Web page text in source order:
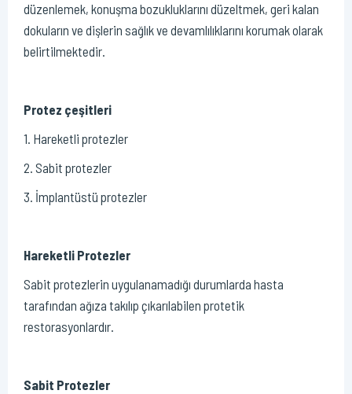
düzenlemek, konuşma bozukluklarını düzeltmek, geri kalan
dokuların ve dişlerin sağlık ve devamlılıklarını korumak olarak
belirtilmektedir.
Protez çeşitleri
1. Hareketli protezler
2. Sabit protezler
3. İmplantüstü protezler
Hareketli Protezler
Sabit protezlerin uygulanamadığı durumlarda hasta
tarafından ağıza takılıp çıkarılabilen protetik
restorasyonlardır.
Sabit Protezler